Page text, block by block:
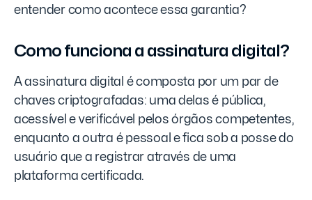
entender como acontece essa garantia?
Como funciona a assinatura digital?
A assinatura digital é composta por um par de
chaves criptografadas: uma delas é pública,
acessível e verificável pelos órgãos competentes,
enquanto a outra é pessoal e fica sob a posse do
usuário que a registrar através de uma
plataforma certificada.